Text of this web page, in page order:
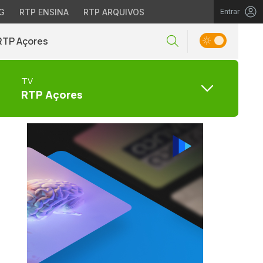
RTP ENSINA RTP ARQUIVOS Entrar
Açores
TV
RTP Açores